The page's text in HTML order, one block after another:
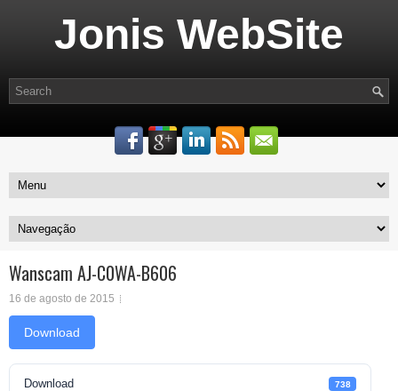
Jonis WebSite
Wanscam AJ-C0WA-B606
16 de agosto de 2015
Download
Download 738